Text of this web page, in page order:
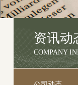
资讯动
COMPANY